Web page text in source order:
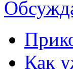
Как